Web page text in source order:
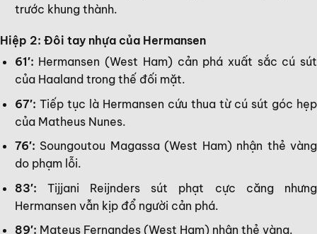
trước khung thành.
Hiệp 2: Đôi tay nhựa của Hermansen
61′: Hermansen (West Ham) cản phá xuất sắc cú sút
của Haaland trong thế đối mặt.
67′: Tiếp tục là Hermansen cứu thua từ cú sút góc hẹp
của Matheus Nunes.
76′: Soungoutou Magassa (West Ham) nhận thẻ vàng
do phạm lỗi.
83′: Tijjani Reijnders sút phạt cực căng nhưng
Hermansen vẫn kịp đổ người cản phá.
89′: Mateus Fernandes (West Ham) nhận thẻ vàng.